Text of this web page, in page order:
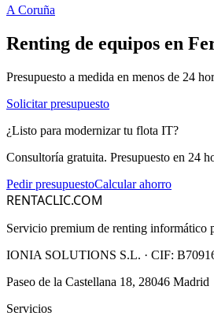
A Coruña
Renting de equipos en
Presupuesto a medida en menos de 24
Solicitar presupuesto
¿Listo para modernizar tu flota IT?
Consultoría gratuita. Presupuesto en 24
Pedir presupuestoCalcular ahorro
RENTACLIC.COM
Servicio premium de renting informático
IONIA SOLUTIONS S.L. · CIF:
Paseo de la Castellana 18, 28046 Madrid
Servicios